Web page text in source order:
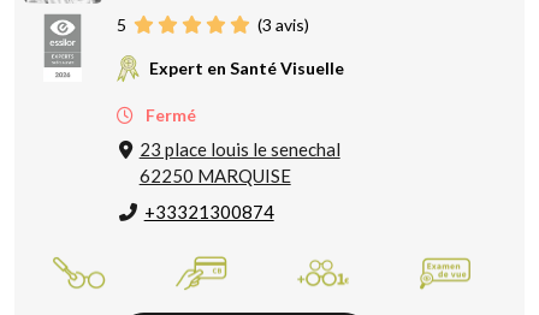
5 (3 avis)
Expert en Santé Visuelle
Fermé
23 place louis le senechal
62250 MARQUISE
+33321300874